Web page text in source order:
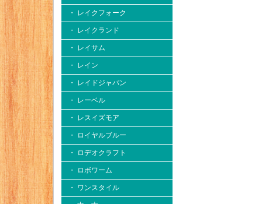
・ レイクフォーク
・ レイクランド
・ レイサム
・ レイン
・ レイドジャパン
・ レーベル
・ レスイズモア
・ ロイヤルブルー
・ ロデオクラフト
・ ロボワーム
・ ワンスタイル